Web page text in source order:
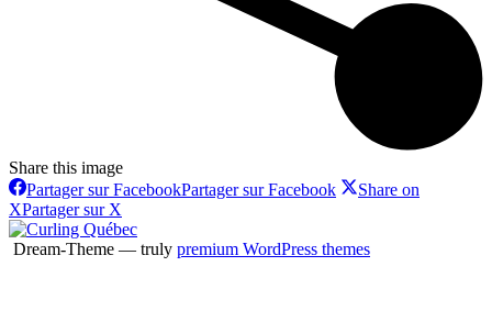
Share this image
Partager sur FacebookPartager sur Facebook
Share on
XPartager sur X
Dream-Theme — truly premium WordPress themes